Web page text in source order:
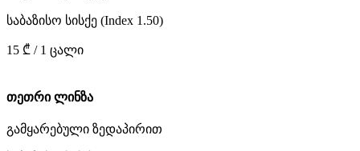
საბაზისო სისქე (Index 1.50)
15 ₾ / 1 ცალი
თეთრი ლინზა
გამყარებული ზედაპირით